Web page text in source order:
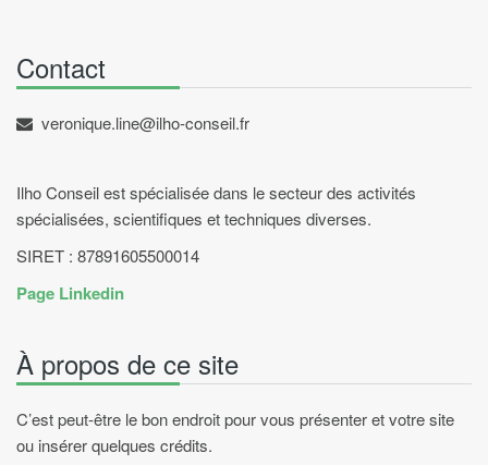
Contact
veronique.line@ilho-conseil.fr
Ilho Conseil est spécialisée dans le secteur des activités
spécialisées, scientifiques et techniques diverses.
SIRET : 87891605500014
Page Linkedin
À propos de ce site
C’est peut-être le bon endroit pour vous présenter et votre site
ou insérer quelques crédits.